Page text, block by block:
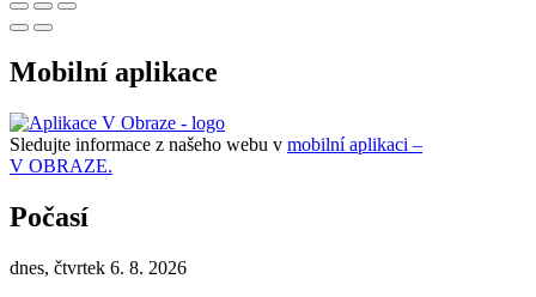
Mobilní aplikace
Sledujte informace z našeho webu v mobilní aplikaci –
V OBRAZE.
Počasí
dnes, čtvrtek 6. 8. 2026